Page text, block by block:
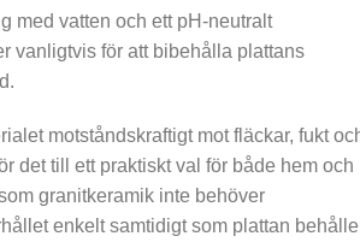
med vatten och ett pH-neutralt
vanligtvis för att bibehålla plattans
motståndskraftigt mot fläckar, fukt
det till ett praktiskt val för både hem och
granitkeramik inte behöver
enkelt samtidigt som plattan